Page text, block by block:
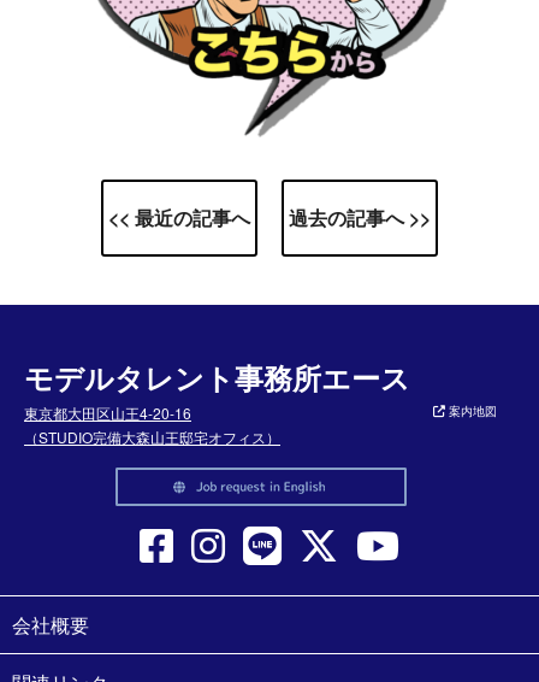
<< 最近の記事へ 過去の記事へ >>
モデルタレント事務所エース
東京都大田区山王4-20-16
（STUDIO完備大森山王邸宅オフィス）
案内地図
会社概要